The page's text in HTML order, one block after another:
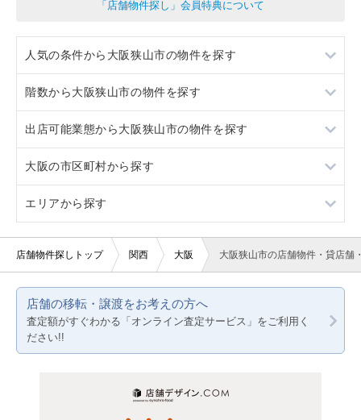
「店舗物件探し」会員特典について
人気の条件から大阪狭山市の物件を探す
居抜き
スケルトン
ロードサイド物件
駐車場あり
看板取り付け可
20坪以下
賃料20万円以下
階数から大阪狭山市の物件を探す
1階
出店可能業態から大阪狭山市の物件を探す
重飲食
軽飲食
バー・クラブ
サロン（マッサージ・エステ・ネイルなど）
医療・歯科・クリニック
大阪の市区町村から探す
大阪市すべて
堺市すべて
大阪市福島区
大阪市此花区
エリアから探す
大阪
兵庫
店舗物件探しトップ 関西 大阪 大阪狭山市の店舗物件・貸店舗
店舗の移転・譲渡をお考えの方へ
査定額がすぐわかる「オンライン査定サービス」をご利用く
ださい!!